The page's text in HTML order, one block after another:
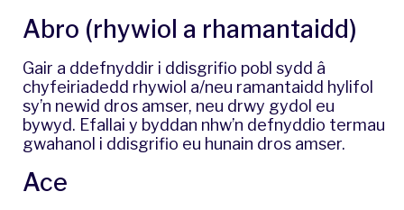
Abro (rhywiol a rhamantaidd)
Gair a ddefnyddir i ddisgrifio pobl sydd â
chyfeiriadedd rhywiol a/neu ramantaidd hylifol
sy’n newid dros amser, neu drwy gydol eu
bywyd. Efallai y byddan nhw’n defnyddio termau
gwahanol i ddisgrifio eu hunain dros amser.
Ace